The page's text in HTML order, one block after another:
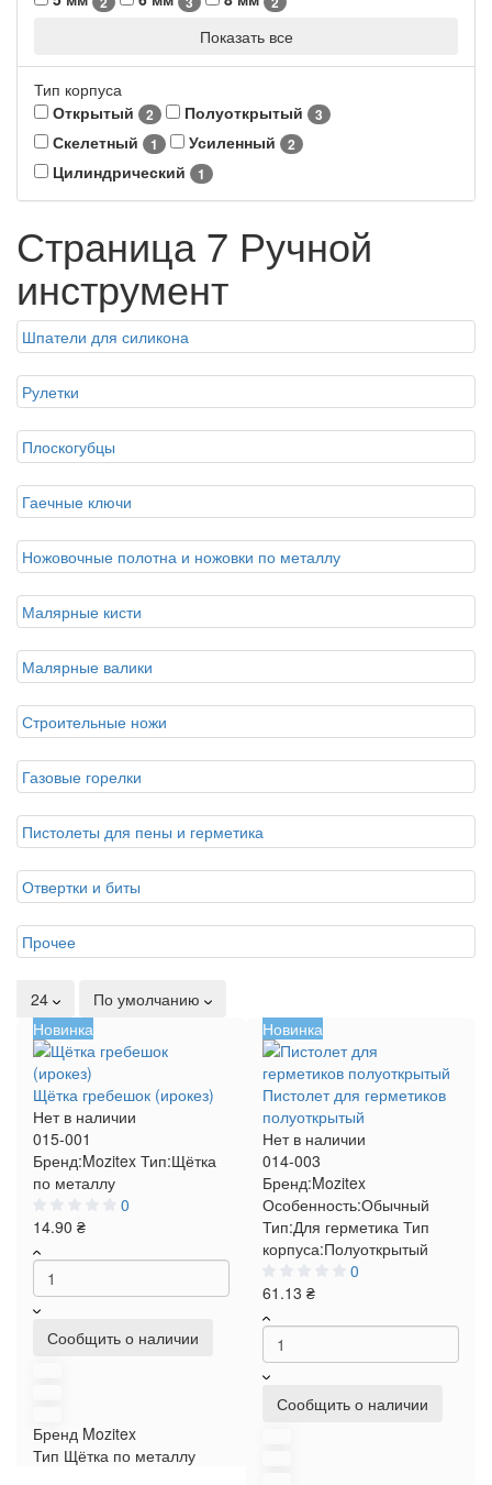
Показать все
Тип корпуса
Открытый
2 Полуоткрытый 3
Скелетный 1 Усиленный 2
Цилиндрический 1
Страница 7 Ручной
инструмент
Шпатели для силикона
Рулетки
Плоскогубцы
Гаечные ключи
Ножовочные полотна и ножовки по металлу
Малярные кисти
Малярные валики
Строительные ножи
Газовые горелки
Пистолеты для пены и герметика
Отвертки и биты
Прочее
24
По умолчанию
Новинка
Щётка гребешок (ирокез)
Нет в наличии
015-001
Бренд:Mozitex Тип:Щётка
по металлу
0
14.90 ₴
Сообщить о наличии
Бренд Mozitex
Тип Щётка по металлу
Новинка
Пистолет для герметиков
полуоткрытый
Нет в наличии
014-003
Бренд:Mozitex
Особенность:Обычный
Тип:Для герметика Тип
корпуса:Полуоткрытый
0
61.13 ₴
Сообщить о наличии